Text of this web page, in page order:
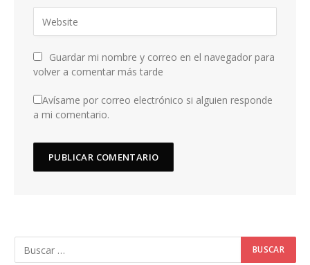
Guardar mi nombre y correo en el navegador para
volver a comentar más tarde
Avísame por correo electrónico si alguien responde
a mi comentario.